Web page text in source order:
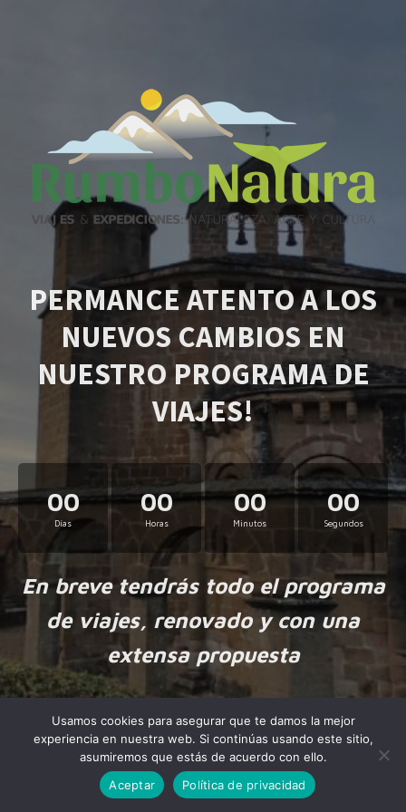
PERMANCE ATENTO A LOS
NUEVOS CAMBIOS EN
NUESTRO PROGRAMA DE
VIAJES!
00
Días
00
Horas
00
Minutos
00
Segundos
En breve tendrás todo el programa
de viajes, renovado y con una
extensa propuesta
Made byNiteoThemeswith love.
Usamos cookies para asegurar que te damos la mejor
experiencia en nuestra web. Si continúas usando este sitio,
asumiremos que estás de acuerdo con ello.
Aceptar
Política de privacidad